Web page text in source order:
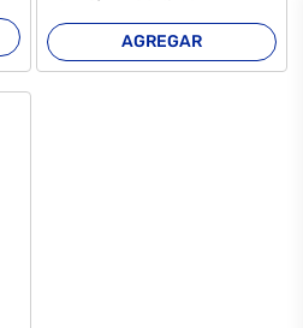
AGREGAR